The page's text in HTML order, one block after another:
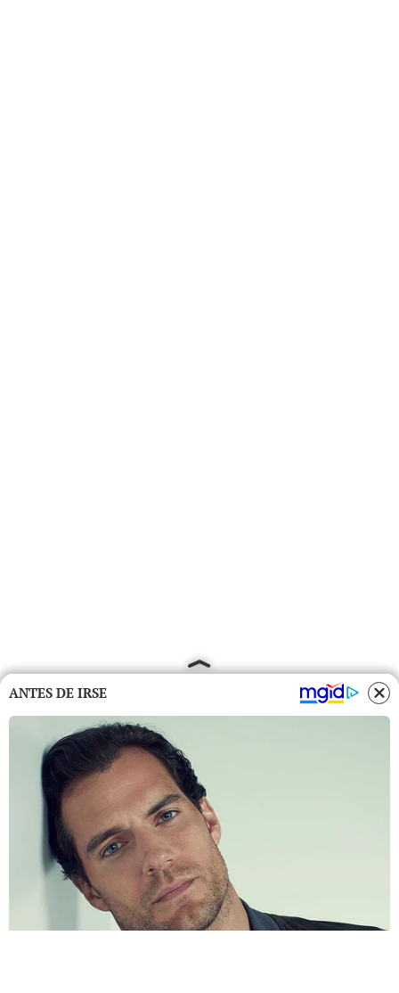
ANTES DE IRSE